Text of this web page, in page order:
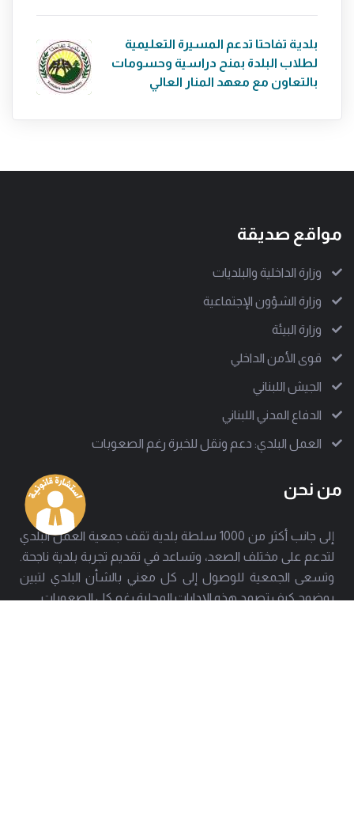
بلدية تفاحتا تدعم المسيرة التعليمية
لطلاب البلدة بمنح دراسية وحسومات
بالتعاون مع معهد المنار العالي
مواقع صديقة
وزارة الداخلية والبلديات
وزارة الشؤون الإجتماعية
وزارة البيئة
قوى الأمن الداخلي
الجيش اللبناني
الدفاع المدني اللبناني
العمل البلدي: دعم ونقل للخبرة رغم الصعوبات
من نحن
إلى جانب أكثر من 1000 سلطة بلدية تقف جمعية العمل البلدي
لتدعم على مختلف الصعد، وتساعد في تقديم تجربة بلدية ناجحة.
وتسعى الجمعية للوصول إلى كل معني بالشأن البلدي لتبين
بوضوح كيف تصمد هذه الإدارات المحلية رغم كل الصعوبات.